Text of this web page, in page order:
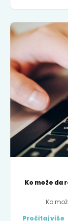
Ko može da
Ko
Pročitaj više